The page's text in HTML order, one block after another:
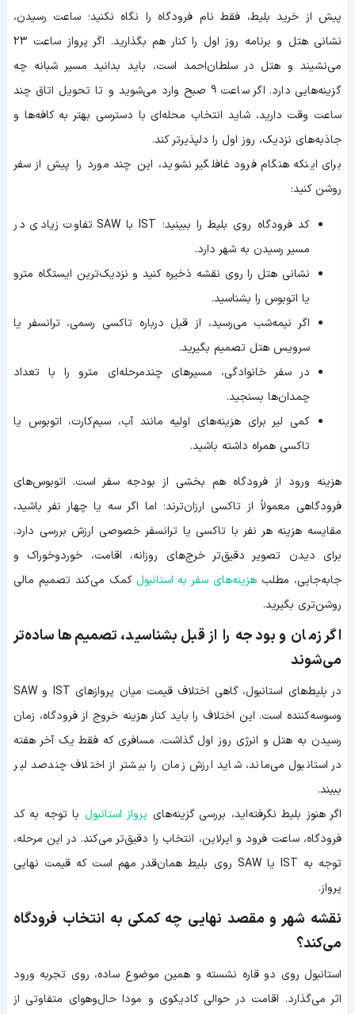
پیش از خرید بلیط، فقط نام فرودگاه را نگاه نکنید؛ ساعت رسیدن،
نشانی هتل و برنامه روز اول را کنار هم بگذارید. اگر پرواز ساعت 23
می‌نشیند و هتل در سلطان‌احمد است، باید بدانید مسیر شبانه چه
گزینه‌هایی دارد. اگر ساعت 9 صبح وارد می‌شوید و تا تحویل اتاق چند
ساعت وقت دارید، شاید انتخاب محله‌ای با دسترسی بهتر به کافه‌ها و
جاذبه‌های نزدیک، روز اول را دلپذیرتر کند.
برای اینکه هنگام فرود غافلگیر نشوید، این چند مورد را پیش از سفر
روشن کنید:
کد فرودگاه روی بلیط را ببینید؛ IST با SAW تفاوت زیادی در
مسیر رسیدن به شهر دارد.
نشانی هتل را روی نقشه ذخیره کنید و نزدیک‌ترین ایستگاه مترو
یا اتوبوس را بشناسید.
اگر نیمه‌شب می‌رسید، از قبل درباره تاکسی رسمی، ترانسفر یا
سرویس هتل تصمیم بگیرید.
در سفر خانوادگی، مسیرهای چندمرحله‌ای مترو را با تعداد
چمدان‌ها بسنجید.
کمی لیر برای هزینه‌های اولیه مانند آب، سیم‌کارت، اتوبوس یا
تاکسی همراه داشته باشید.
هزینه ورود از فرودگاه هم بخشی از بودجه سفر است. اتوبوس‌های
فرودگاهی معمولاً از تاکسی ارزان‌ترند؛ اما اگر سه یا چهار نفر باشید،
مقایسه هزینه هر نفر با تاکسی یا ترانسفر خصوصی ارزش بررسی دارد.
برای دیدن تصویر دقیق‌تر خرج‌های روزانه، اقامت، خوردوخوراک و
جابه‌جایی، مطلب هزینه‌های سفر به استانبول کمک می‌کند تصمیم مالی
روشن‌تری بگیرید.
اگر زمان و بودجه را از قبل بشناسید، تصمیم‌ها ساده‌تر
می‌شوند
در بلیط‌های استانبول، گاهی اختلاف قیمت میان پروازهای IST و SAW
وسوسه‌کننده است. این اختلاف را باید کنار هزینه خروج از فرودگاه، زمان
رسیدن به هتل و انرژی روز اول گذاشت. مسافری که فقط یک آخر هفته
در استانبول می‌ماند، شاید ارزش زمان را بیشتر از اختلاف چندصد لیر
ببیند.
اگر هنوز بلیط نگرفته‌اید، بررسی گزینه‌های پرواز استانبول با توجه به کد
فرودگاه، ساعت فرود و ایرلاین، انتخاب را دقیق‌تر می‌کند. در این مرحله،
توجه به IST یا SAW روی بلیط همان‌قدر مهم است که قیمت نهایی
پرواز.
نقشه شهر و مقصد نهایی چه کمکی به انتخاب فرودگاه
می‌کند؟
استانبول روی دو قاره نشسته و همین موضوع ساده، روی تجربه ورود
اثر می‌گذارد. اقامت در حوالی کادیکوی و مودا حال‌وهوای متفاوتی از